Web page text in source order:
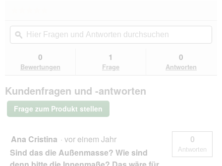
wird
ein
Dialogfeld
geöffnet.
Beurteilungswert
für
Tierlando
Orthopädisches
Hundebett
Teddy-
Hundesofa
m,
25
Hier
Fragen
und
durchsuchen
ϙ
0
Bewertungen
1
Frage
0
Antworten
Kundenfragen und -antworten
Frage zum Produkt stellen
Ana Cristina · vor einem Jahr
Sind das die Außenmasse? Wie sind
0
Antworten